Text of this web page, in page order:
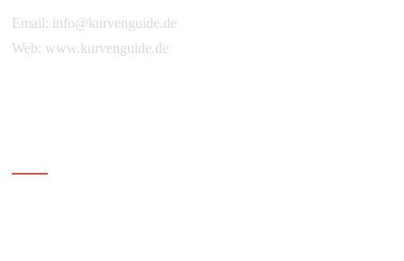
Email: info@kurvenguide.de
Web: www.kurvenguide.de